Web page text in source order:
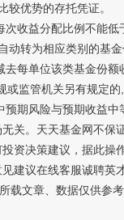
优势的存托凭证。
益分配比例不能
转为相应类别的
每单位该类基金份
监管机关另有规定的,
风险与预期收益中
。天天基金网不保
资决策建议，据此操
建议在线客服诚聘英
文章、数据仅供参考